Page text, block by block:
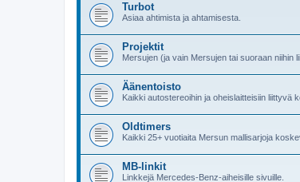
Turbot
Asiaa ahtimista ja ahtamisesta.
Projektit
Mersujen (ja vain Mersujen tai suoraan niihin
Äänentoisto
Kaikki autostereoihin ja oheislaitteisiin liittyvä
Oldtimers
Kaikki 25+ vuotiaita Mersun mallisarjoja
MB-linkit
Linkkejä Mercedes-Benz-aiheisille sivuille.